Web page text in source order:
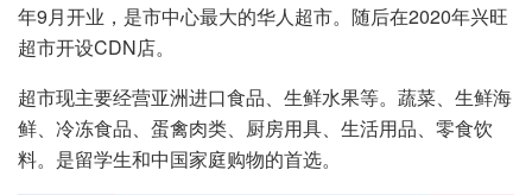
年9月开业，是市中心最大的华人超市。随后在2020年兴旺
超市开设CDN店。
超市现主要经营亚洲进口食品、生鲜水果等。蔬菜、生鲜海
鲜、冷冻食品、蛋禽肉类、厨房用具、生活用品、零食饮
料。是留学生和中国家庭购物的首选。